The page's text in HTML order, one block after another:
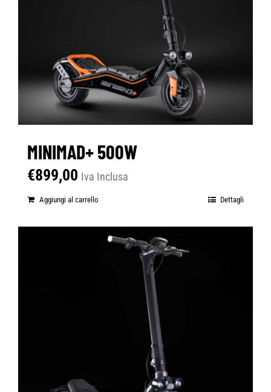
MINIMAD+ 500W
€899,00 Iva Inclusa
Aggiungi al carrello Dettagli